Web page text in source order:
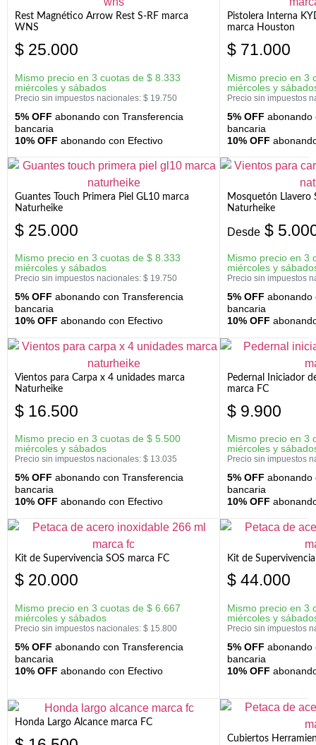
Rest Magnético Arrow Rest S-RF marca
WNS
$ 25.000
Mismo precio en 3 cuotas de $ 8.333
miércoles y sábados
Precio sin impuestos nacionales: $ 19.750
5% OFF abonando con Transferencia
bancaria
10% OFF abonando con Efectivo
Pistolera Interna
marca Houston
$ 71.000
Mismo precio en 3
miércoles y
Precio sin impuestos
5% OFF abonando
bancaria
10% OFF
Guantes Touch Primera Piel GL10 marca
Naturheike
$ 25.000
Mismo precio en 3 cuotas de $ 8.333
miércoles y sábados
Precio sin impuestos nacionales: $ 19.750
5% OFF abonando con Transferencia
bancaria
10% OFF abonando con Efectivo
Mosquetón Llavero
Naturheike
Desde $
Mismo precio en 3
miércoles y
Precio sin impuestos
5% OFF abonando
bancaria
10% OFF
Vientos para Carpa x 4 unidades marca
Naturheike
$ 16.500
Mismo precio en 3 cuotas de $ 5.500
miércoles y sábados
Precio sin impuestos nacionales: $ 13.035
5% OFF abonando con Transferencia
bancaria
10% OFF abonando con Efectivo
Pedernal Iniciador
marca FC
$ 9.900
Mismo precio en 3
miércoles y
Precio sin impuestos
5% OFF abonando
bancaria
10% OFF
Kit de Supervivencia SOS marca FC
$ 20.000
Mismo precio en 3 cuotas de $ 6.667
miércoles y sábados
Precio sin impuestos nacionales: $ 15.800
5% OFF abonando con Transferencia
bancaria
10% OFF abonando con Efectivo
Kit de
$ 44.000
Mismo precio en 3
miércoles y
Precio sin impuestos
5% OFF abonando
bancaria
10% OFF
Honda Largo Alcance marca FC
Cubiertos